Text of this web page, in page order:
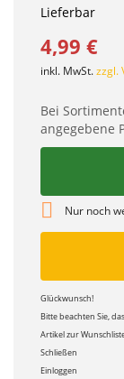
Lieferbar
4,99 €
inkl. MwSt.zzgl.
Bei
angegebene
 Nur noch
Glückwunsch!
Bitte beachten Sie,
Artikel zur
Schließen
Einloggen